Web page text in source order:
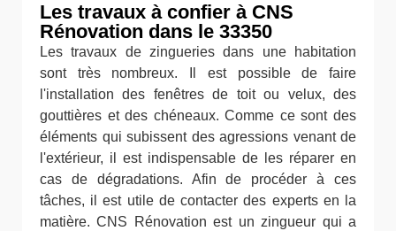
Les travaux à confier à CNS
Rénovation dans le 33350
Les travaux de zingueries dans une habitation
sont très nombreux. Il est possible de faire
l'installation des fenêtres de toit ou velux, des
gouttières et des chéneaux. Comme ce sont des
éléments qui subissent des agressions venant de
l'extérieur, il est indispensable de les réparer en
cas de dégradations. Afin de procéder à ces
tâches, il est utile de contacter des experts en la
matière. CNS Rénovation est un zingueur qui a